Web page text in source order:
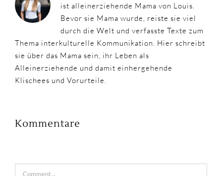
ist alleinerziehende Mama von Louis.
Bevor sie Mama wurde, reiste sie viel
durch die Welt und verfasste Texte zum
Thema interkulturelle Kommunikation. Hier schreibt
sie über das Mama sein, ihr Leben als
Alleinerziehende und damit einhergehende
Klischees und Vorurteile.
Kommentare
Comment